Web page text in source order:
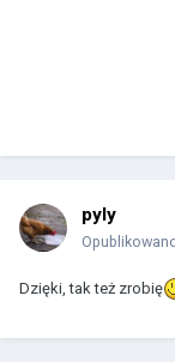
pyly
Dzięki, tak też zrobię